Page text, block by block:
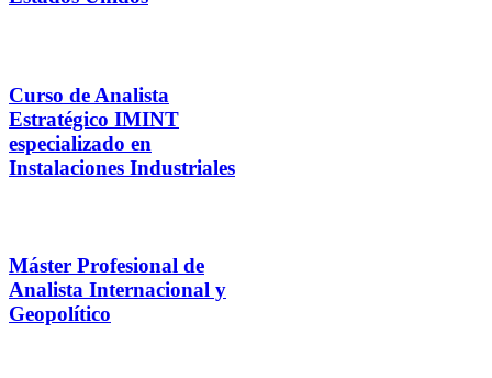
Curso de Analista
Estratégico IMINT
especializado en
Instalaciones Industriales
Máster Profesional de
Analista Internacional y
Geopolítico